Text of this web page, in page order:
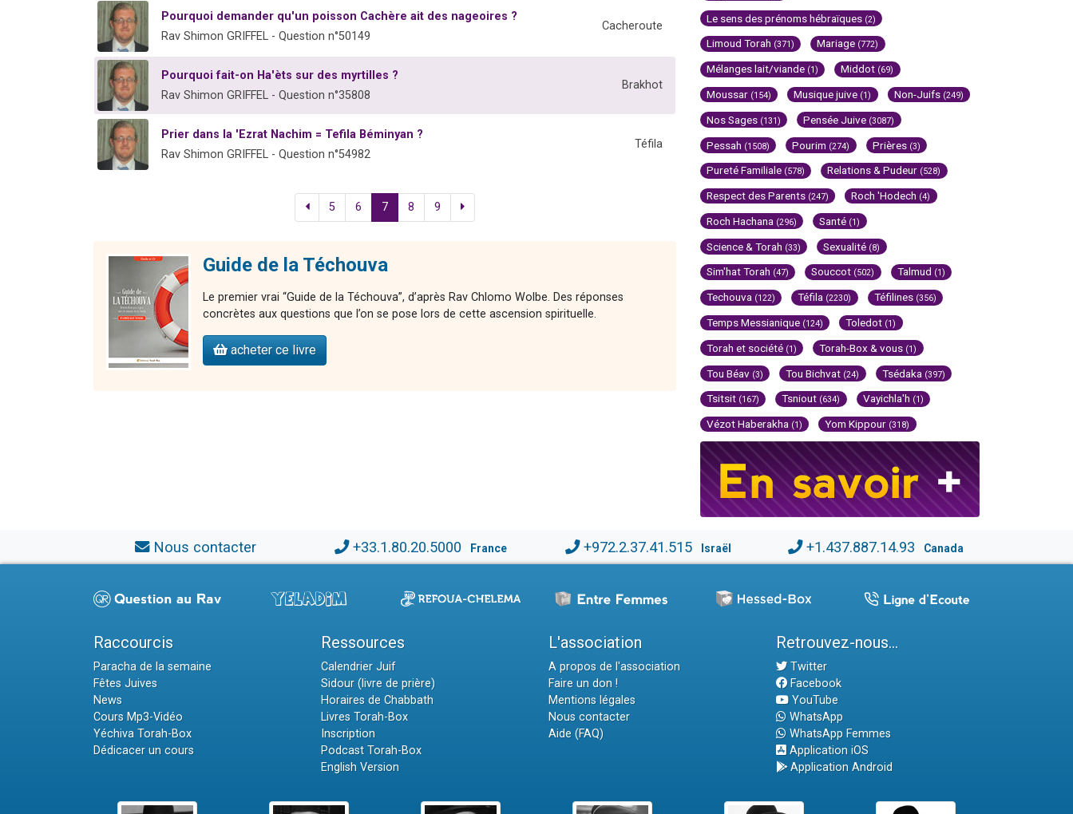
Pourquoi demander qu'un poisson Cachère ait des nageoires ?
Rav Shimon GRIFFEL - Question n°50149
Cacheroute
Pourquoi fait-on Ha'èts sur des myrtilles ?
Rav Shimon GRIFFEL - Question n°35808
Brakhot
Prier dans la 'Ezrat Nachim = Tefila Béminyan ?
Rav Shimon GRIFFEL - Question n°54982
Téfila
5 6 7 8 9
Guide de la Téchouva
Le premier vrai “Guide de la Téchouva”, d’après Rav Chlomo Wolbe. Des réponses
concrètes aux questions que l’on se pose lors de cette ascension spirituelle.
acheter ce livre
Le sens des prénoms hébraïques (2)
Limoud Torah (371) Mariage (772)
Mélanges lait/viande (1) Middot (69)
Moussar (154) Musique juive (1) Non-Juifs (249)
Nos Sages (131) Pensée Juive (3087)
Pessah (1508) Pourim (274) Prières (3)
Pureté Familiale (578) Relations & Pudeur (528)
Respect des Parents (247) Roch 'Hodech (4)
Roch Hachana (296) Santé (1)
Science & Torah (33) Sexualité (8)
Sim'hat Torah (47) Souccot (502) Talmud (1)
Techouva (122) Téfila (2230) Téfilines (356)
Temps Messianique (124) Toledot (1)
Torah et société (1) Torah-Box & vous (1)
Tou Béav (3) Tou Bichvat (24) Tsédaka (397)
Tsitsit (167) Tsniout (634) Vayichla'h (1)
Vézot Haberakha (1) Yom Kippour (318)
Nous contacter +33.1.80.20.5000 France +972.2.37.41.515 Israël +1.437.887.14.93 Canada
Raccourcis
Paracha de la semaine
Fêtes Juives
News
Cours Mp3-Vidéo
Yéchiva Torah-Box
Dédicacer un cours
Ressources
Calendrier Juif
Sidour (livre de prière)
Horaires de Chabbath
Livres Torah-Box
Inscription
Podcast Torah-Box
English Version
L'association
A propos de l'association
Faire un don !
Mentions légales
Nous contacter
Aide (FAQ)
Retrouvez-nous...
Twitter
Facebook
YouTube
WhatsApp
WhatsApp Femmes
Application iOS
Application Android